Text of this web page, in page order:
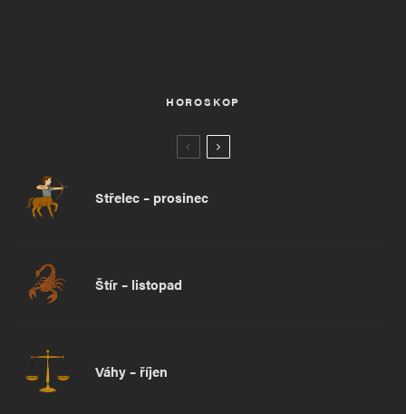
HOROSKOP
Střelec – prosinec
Štír – listopad
Váhy – říjen